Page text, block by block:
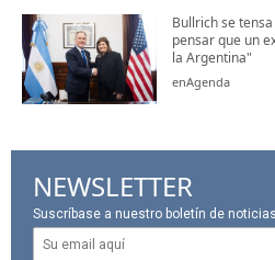
Bullrich se
pensar que un
la Argentina"
enAgenda
NEWSLETTER
Suscríbase a nuestro boletín de noticias